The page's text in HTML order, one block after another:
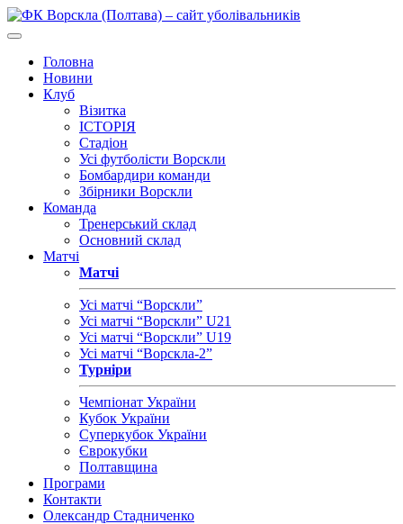
Головна
Новини
Клуб
Візитка
ІСТОРІЯ
Стадіон
Усі футболісти Ворскли
Бомбардири команди
Збірники Ворскли
Команда
Тренерський склад
Основний склад
Матчі
Матчі
Усі матчі “Ворскли”
Усі матчі “Ворскли” U21
Усі матчі “Ворскли” U19
Усі матчі “Ворскла-2”
Турніри
Чемпіонат України
Кубок України
Суперкубок України
Єврокубки
Полтавщина
Програми
Контакти
Олександр Стадниченко